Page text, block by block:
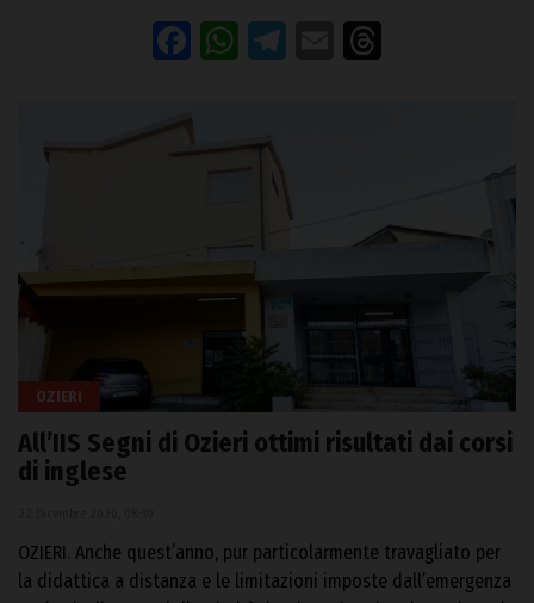
Facebook
WhatsApp
Telegram
Email
OZIERI
All’IIS Segni di Ozieri ottimi risultati dai corsi
di inglese
OZIERI. Anche quest’anno, pur particolarmente travagliato per
la didattica a distanza e le limitazioni imposte dall’emergenza